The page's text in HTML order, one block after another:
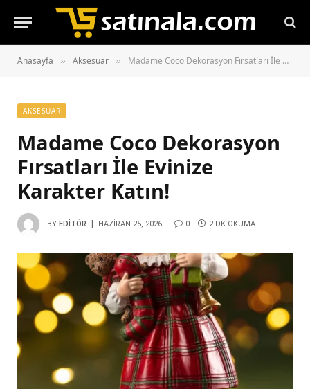
Anasayfa » Aksesuar » Madame Coco Dekorasyon Fırsatları İle Evinize Karakter Katın!
AKSESUAR
Madame Coco Dekorasyon
Fırsatları İle Evinize
Karakter Katın!
BY EDITÖR HAZIRAN 25, 2026 0 2 DK OKUMA